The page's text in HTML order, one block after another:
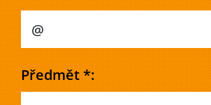
Předmět *: